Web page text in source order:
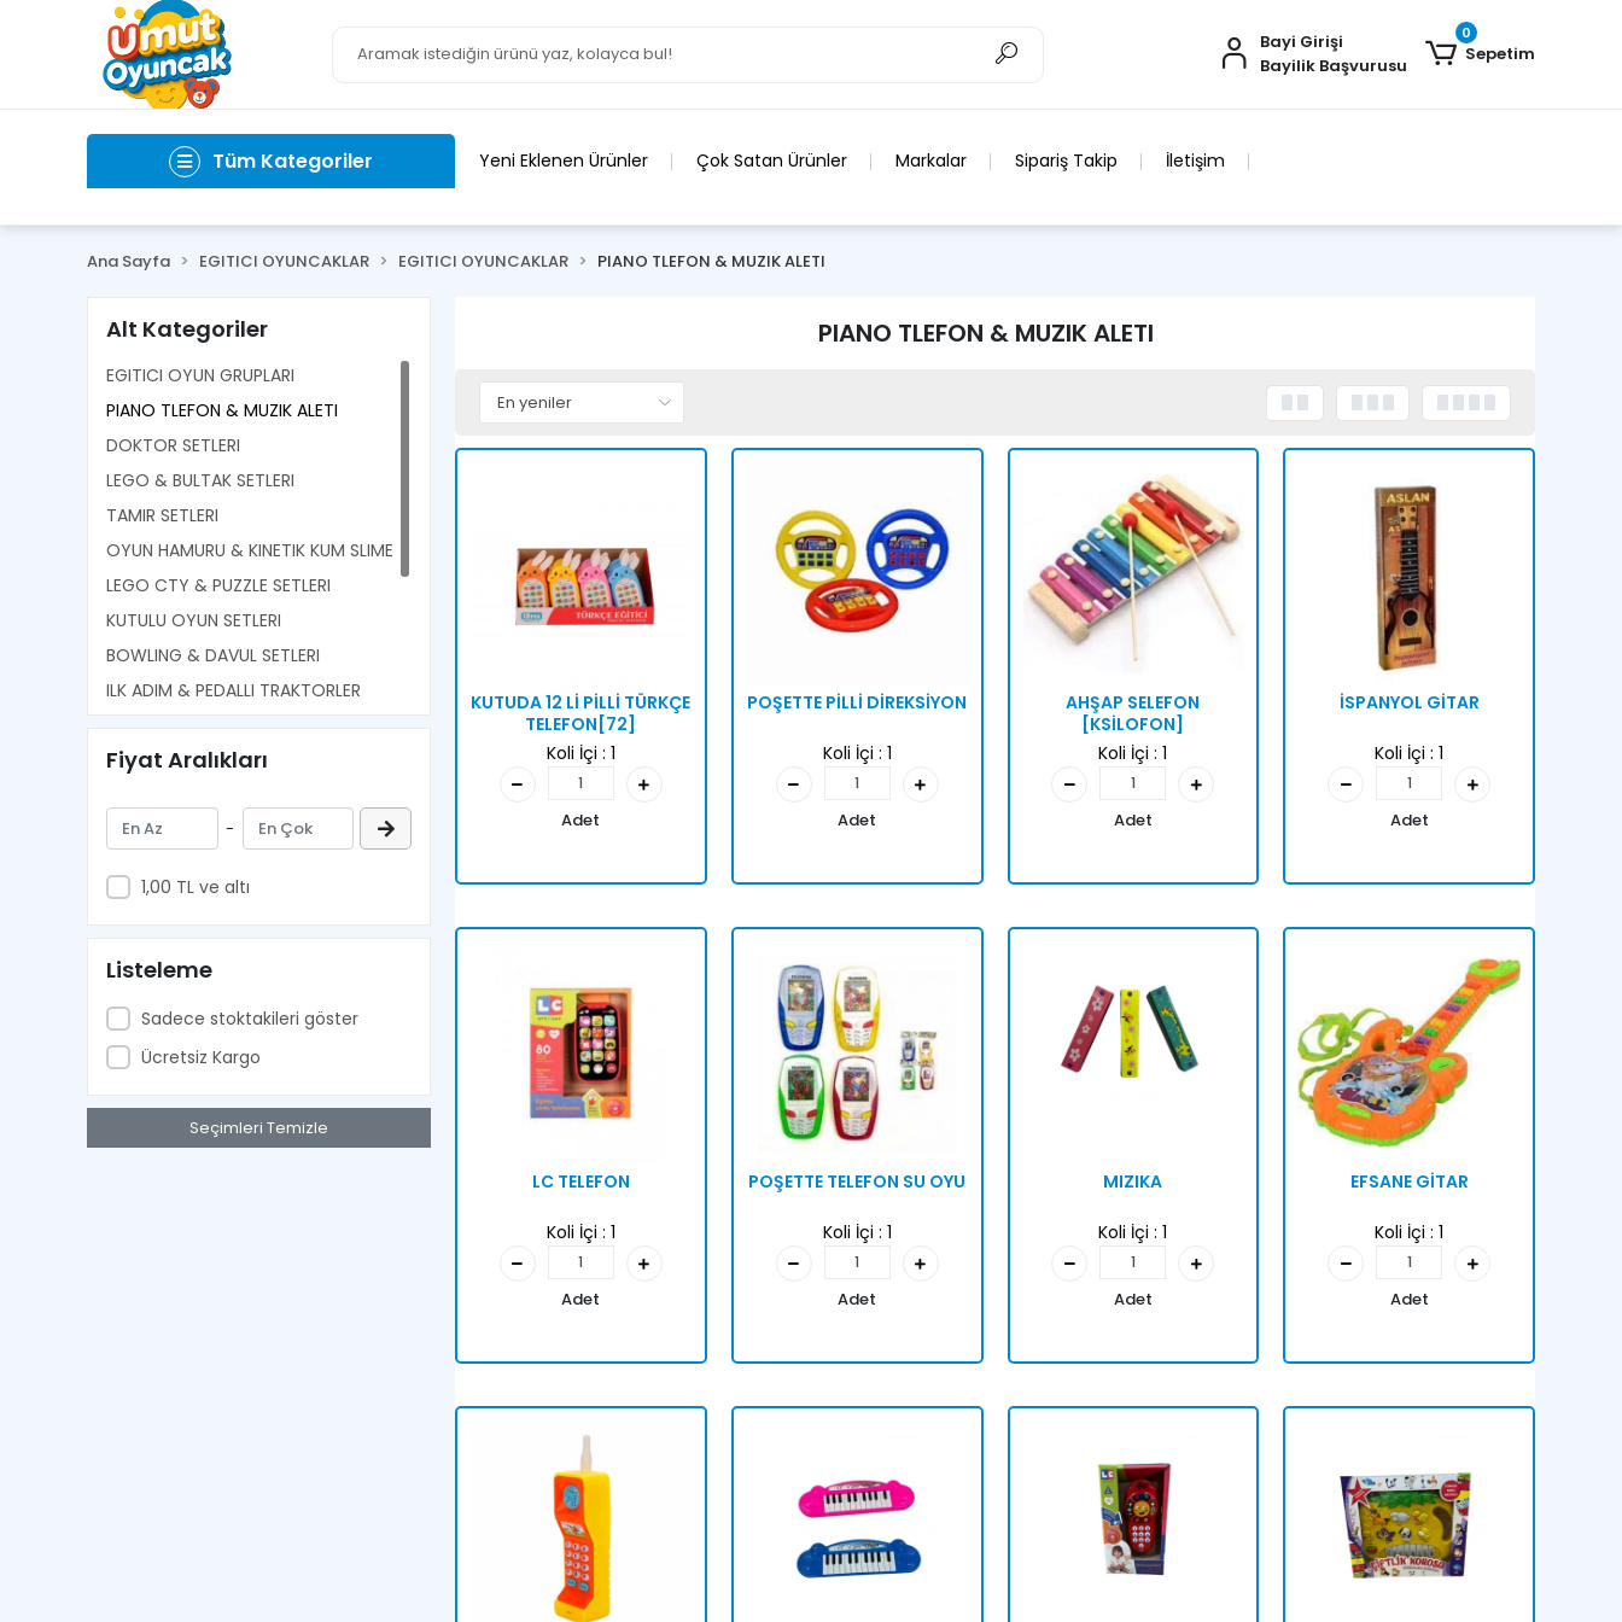
Bayi Girişi
Bayilik Başvurusu
0
Sepetim
Tüm Kategoriler Yeni Eklenen Ürünler Çok Satan Ürünler Markalar Sipariş Takip İletişim
Ana Sayfa EGITICI OYUNCAKLAR EGITICI OYUNCAKLAR PIANO TLEFON & MUZIK ALETI
Alt Kategoriler
EGITICI OYUN GRUPLARI
PIANO TLEFON & MUZIK ALETI
DOKTOR SETLERI
LEGO & BULTAK SETLERI
TAMIR SETLERI
OYUN HAMURU & KINETIK KUM SLIME
LEGO CTY & PUZZLE SETLERI
KUTULU OYUN SETLERI
BOWLING & DAVUL SETLERI
ILK ADIM & PEDALLI TRAKTORLER
OTOPARK SETLERI
& EV
COKLU HAYVAN SELERI
Fiyat Aralıkları
-
1,00 TL ve altı
Listeleme
Sadece stoktakileri göster
Ücretsiz Kargo
Seçimleri Temizle
PIANO TLEFON & MUZIK ALETI
KUTUDA 12 Lİ PİLLİ TÜRKÇE
TELEFON[72]
Koli İçi : 1
Adet
POŞETTE PİLLİ DİREKSİYON
Koli İçi : 1
Adet
AHŞAP SELEFON
[KSİLOFON]
Koli İçi :1
Adet
İSPANYOL GİTAR
Koli İçi :1
Adet
LC TELEFON
Koli İçi : 1
Adet
POŞETTE TELEFON SU OYU
Koli İçi : 1
Adet
MIZIKA
Koli İçi :1
Adet
EFSANE GİTAR
Koli İçi :1
Adet